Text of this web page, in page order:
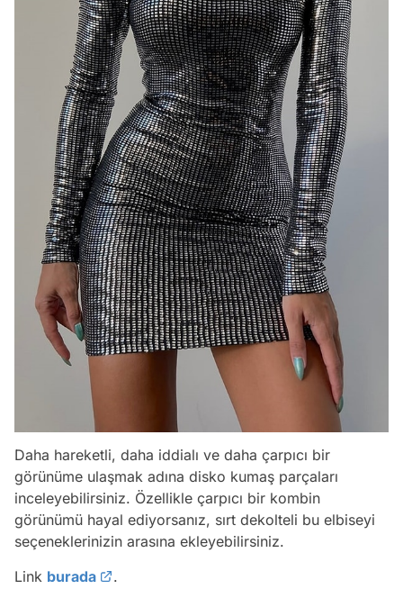
Daha hareketli, daha iddialı ve daha çarpıcı bir
görünüme ulaşmak adına disko kumaş parçaları
inceleyebilirsiniz. Özellikle çarpıcı bir kombin
görünümü hayal ediyorsanız, sırt dekolteli bu elbiseyi
seçeneklerinizin arasına ekleyebilirsiniz.
Link burada .